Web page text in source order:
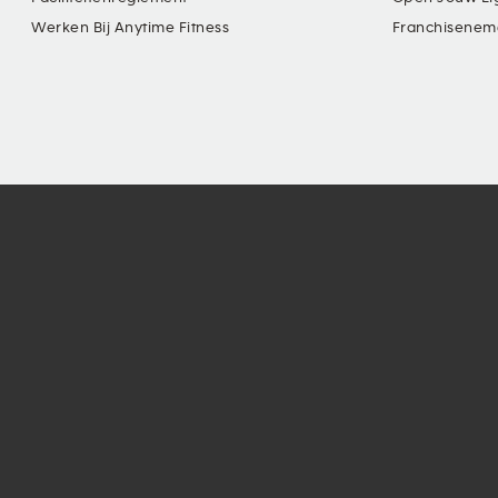
Werken Bij Anytime Fitness